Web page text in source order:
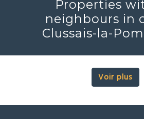
Properties
neighbours in
Clussais-la-
Voir plus